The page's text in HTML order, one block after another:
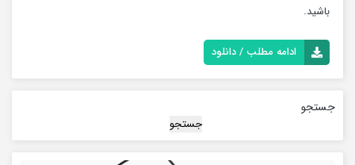
باشید.
ادامه مطلب / دانلود
جستجو
جستجو